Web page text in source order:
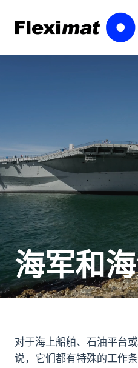
容
海军和
对于海上船舶、石油平台
说，它们都有特殊的工作